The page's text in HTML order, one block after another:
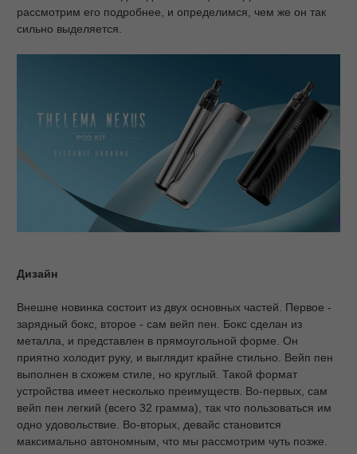
рассмотрим его подробнее, и определимся, чем же он так
сильно выделяется.
Дизайн
Внешне новинка состоит из двух основных частей. Первое -
зарядный бокс, второе - сам вейп пен. Бокс сделан из
металла, и представлен в прямоугольной форме. Он
приятно холодит руку, и выглядит крайне стильно. Вейп пен
выполнен в схожем стиле, но круглый. Такой формат
устройства имеет несколько преимуществ. Во-первых, сам
вейп пен легкий (всего 32 грамма), так что пользоваться им
одно удовольствие. Во-вторых, девайс становится
максимально автономным, что мы рассмотрим чуть позже.